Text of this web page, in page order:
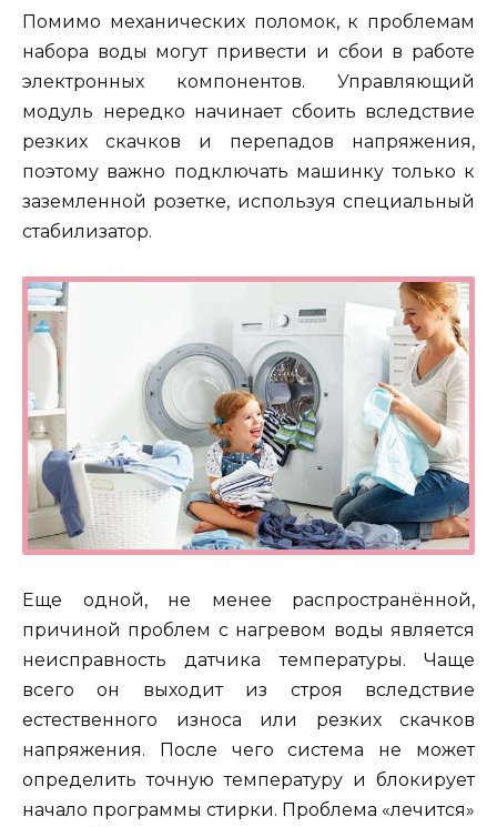
Помимо механических поломок, к проблемам
набора воды могут привести и сбои в работе
электронных компонентов. Управляющий
модуль нередко начинает сбоить вследствие
резких скачков и перепадов напряжения,
поэтому важно подключать машинку только к
заземленной розетке, используя специальный
стабилизатор.
Еще одной, не менее распространённой,
причиной проблем с нагревом воды является
неисправность датчика температуры. Чаще
всего он выходит из строя вследствие
естественного износа или резких скачков
напряжения. После чего система не может
определить точную температуру и блокирует
начало программы стирки. Проблема «лечится»